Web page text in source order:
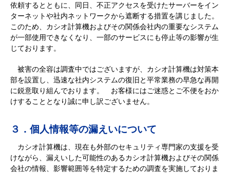
依頼するとともに、同日、不正アクセスを受けたサーバーをイン
ターネットや社内ネットワークから遮断する措置を講じました。
このため、カシオ計算機およびその関係会社内の重要なシステム
が一部使用できなくなり、一部のサービスにも停止等の影響が生
じております。
被害の全容は調査中ではございますが、カシオ計算機は対策本
部を設置し、迅速な社内システムの復旧と平常業務の早急な再開
に鋭意取り組んでおります。 お客様にはご迷惑とご不便をおか
けすることとなり誠に申し訳ございません。
３．個人情報等の漏えいについて
カシオ計算機は、現在も外部のセキュリティ専門家の支援を受
けながら、漏えいした可能性のあるカシオ計算機およびその関係
会社の情報、影響範囲等を特定するための調査を実施しておりま